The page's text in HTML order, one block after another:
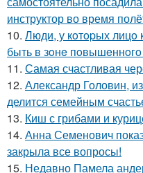
инструктор во время
10. Люди, у кoтopых лицo
быть в зoнe
11. Самая счастливая
12. Александр Головин,
делится семейным
13. Киш с грибами и
14. Анна Семенович
закрыла все вопросы!
15. Недавно Памела